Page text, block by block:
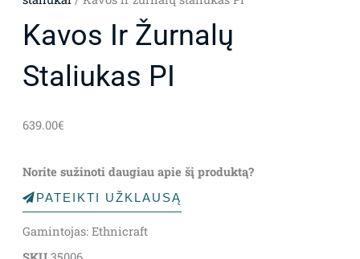
Kavos Ir Žurnalų
Staliukas PI
639.00€
Norite sužinoti daugiau apie šį produktą?
PATEIKTI UŽKLAUSĄ
Gamintojas: Ethnicraft